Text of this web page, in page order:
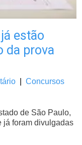
estão
da prova
|Concursos
de São Paulo,
já foram divulgadas